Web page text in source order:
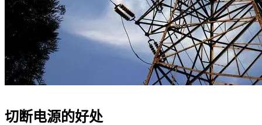
切断电源的好处